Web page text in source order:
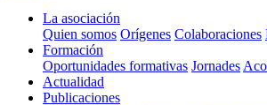
La asociación
Quien somos Orígenes Colaboraciones
Formación
Oportunidades formativas Jornades
Actualidad
Publicaciones